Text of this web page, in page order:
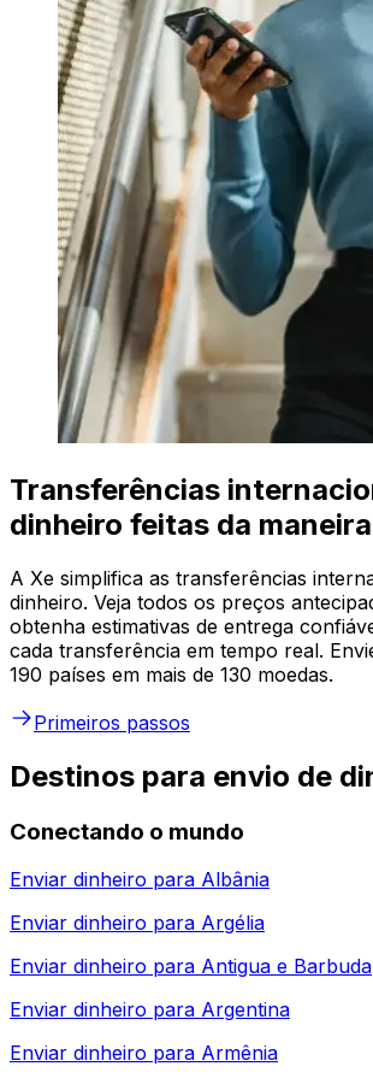
Transferências
dinheiro feitas da
A Xe simplifica as transferências
dinheiro. Veja todos os preços
obtenha estimativas de entrega
cada transferência em tempo real.
190 países em mais de 130 moedas.
Primeiros passos
Destinos para envio de
Conectando o mundo
Enviar dinheiro para Albânia
Enviar dinheiro para Argélia
Enviar dinheiro para Antigua e Barbuda
Enviar dinheiro para Argentina
Enviar dinheiro para Armênia